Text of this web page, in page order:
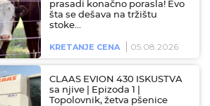
prasadi konačno porasla! Evo
šta se dešava na tržištu
stoke…
KRETANJE CENA 05.08.2026
CLAAS EVION 430 ISKUSTVA
sa njive | Epizoda 1 |
Topolovnik, žetva pšenice